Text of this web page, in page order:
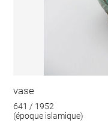
vase
641 / 1952
(époque islamique)